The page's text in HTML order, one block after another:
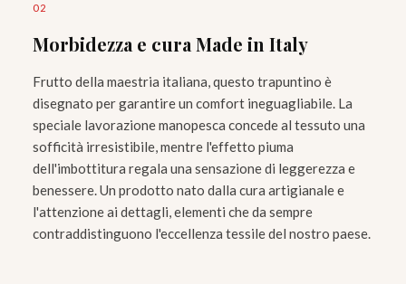
02
Morbidezza e cura Made in Italy
Frutto della maestria italiana, questo trapuntino è
disegnato per garantire un comfort ineguagliabile. La
speciale lavorazione manopesca concede al tessuto una
sofficità irresistibile, mentre l'effetto piuma
dell'imbottitura regala una sensazione di leggerezza e
benessere. Un prodotto nato dalla cura artigianale e
l'attenzione ai dettagli, elementi che da sempre
contraddistinguono l'eccellenza tessile del nostro paese.